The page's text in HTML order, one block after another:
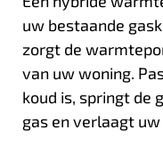
uw bestaande
zorgt de
van uw woning.
koud is, springt de
gas en verlaagt